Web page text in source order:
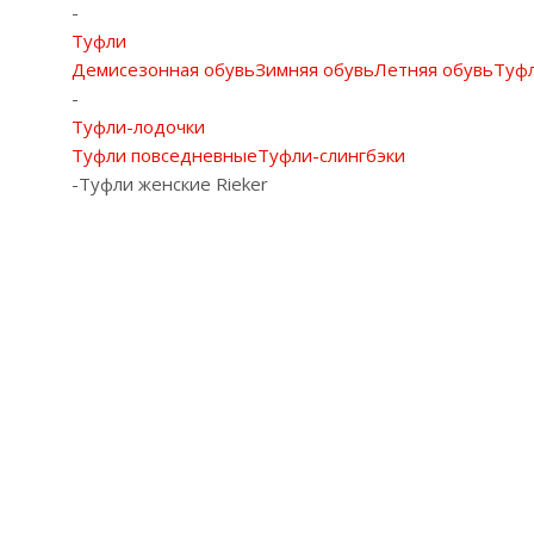
-
Туфли
Демисезонная обувьЗимняя обувьЛетняя обувь
-
Туфли-лодочки
Туфли повседневныеТуфли-слингбэки
-Туфли женские Rieker